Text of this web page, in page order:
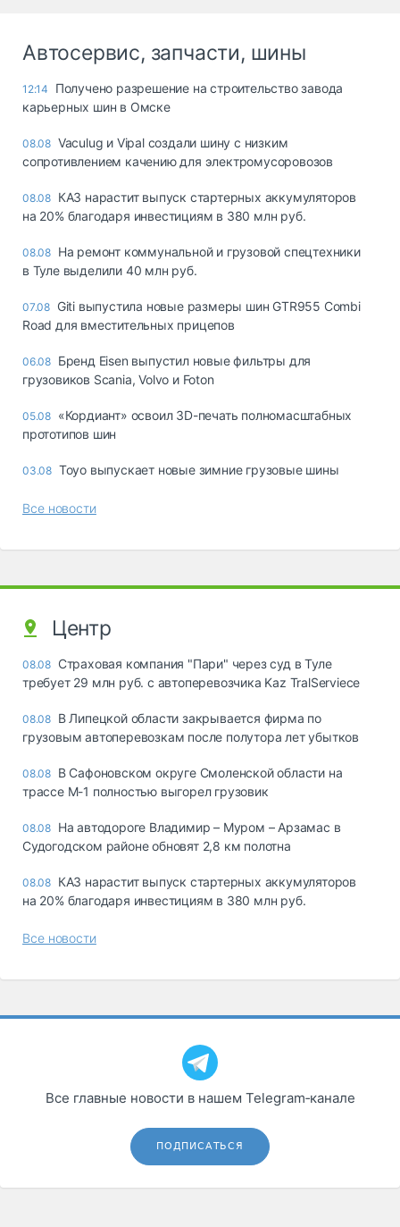
Автосервис, запчасти, шины
12:14
Получено разрешение на строительство завода
карьерных шин в Омске
08.08 Vaculug и Vipal создали шину с низким
сопротивлением качению для электромусоровозов
08.08 КАЗ нарастит выпуск стартерных аккумуляторов
на 20% благодаря инвестициям в 380 млн руб.
08.08 На ремонт коммунальной и грузовой спецтехники
в Туле выделили 40 млн руб.
07.08 Giti выпустила новые размеры шин GTR955 Combi
Road для вместительных прицепов
06.08 Бренд Eisen выпустил новые фильтры для
грузовиков Scania, Volvo и Foton
05.08 «Кордиант» освоил 3D-печать полномасштабных
прототипов шин
03.08 Toyo выпускает новые зимние грузовые шины
Все новости
Центр
08.08 Страховая компания "Пари" через суд в Туле
требует 29 млн руб. с автоперевозчика Kaz TralServiece
08.08 В Липецкой области закрывается фирма по
грузовым автоперевозкам после полутора лет убытков
08.08 В Сафоновском округе Смоленской области на
трассе М-1 полностью выгорел грузовик
08.08 На автодороге Владимир – Муром – Арзамас в
Судогодском районе обновят 2,8 км полотна
08.08 КАЗ нарастит выпуск стартерных аккумуляторов
на 20% благодаря инвестициям в 380 млн руб.
Все новости
Все главные новости в нашем Telegram‑канале
ПОДПИСАТЬСЯ